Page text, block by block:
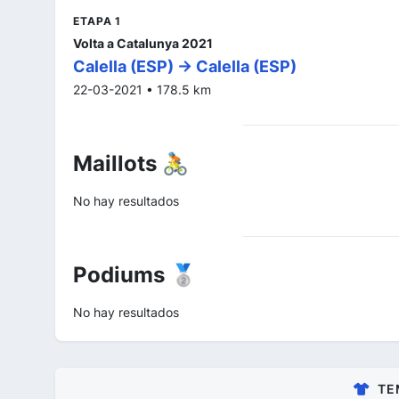
ETAPA 1
Volta a Catalunya 2021
Calella (ESP) -> Calella (ESP)
22-03-2021 • 178.5 km
Maillots 🚴
No hay resultados
Podiums 🥈
No hay resultados